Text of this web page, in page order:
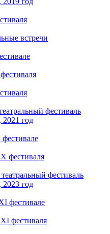
встречи
фестиваль
год
фестиваля
фестиваль
год
фестивале
фестиваля